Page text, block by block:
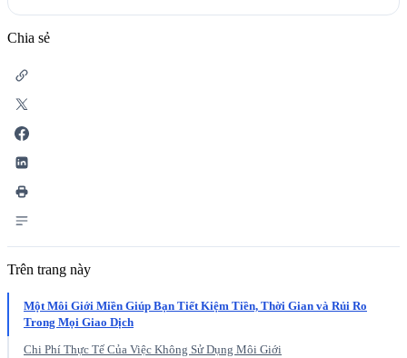
Chia sẻ
Trên trang này
Một Môi Giới Miền Giúp Bạn Tiết Kiệm Tiền, Thời Gian và Rủi Ro
Trong Mọi Giao Dịch
Chi Phí Thực Tế Của Việc Không Sử Dụng Môi Giới